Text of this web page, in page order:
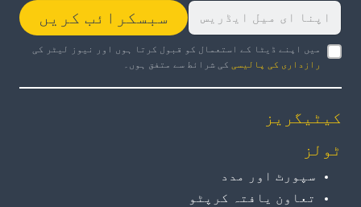
سبسکرائب کریں
میں اپنے ڈیٹا کے استعمال کو قبول کرتا ہوں اور نیوز لیٹر کی
رازداری کی پالیسی
کی شرائط سے متفق ہوں۔
کیٹیگریز
ٹولز
سپورٹ اور مدد
تعاون یافتہ کرپٹو